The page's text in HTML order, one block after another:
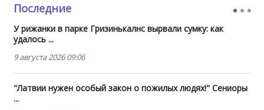
Последние
У рижанки в парке Гризинькалнс вырвали сумку: как
удалось ...
9 августа 2026 09:06
"Латвии нужен особый закон о пожилых людях!" Сениоры
...